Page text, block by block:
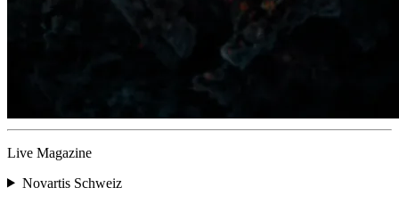
Live Magazine
Novartis Schweiz